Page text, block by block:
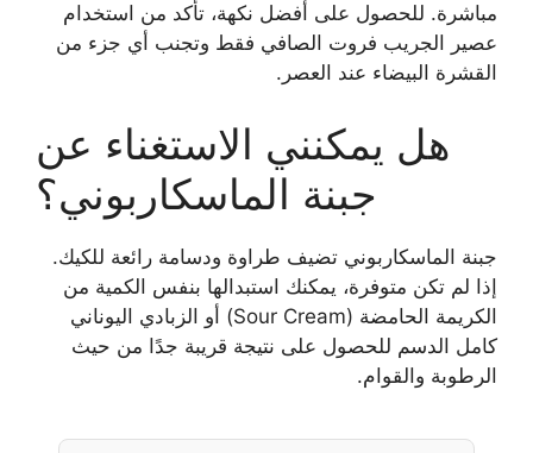
مباشرة. للحصول على أفضل نكهة، تأكد من استخدام
عصير الجريب فروت الصافي فقط وتجنب أي جزء من
القشرة البيضاء عند العصر.
هل يمكنني الاستغناء عن
جبنة الماسكاربوني؟
جبنة الماسكاربوني تضيف طراوة ودسامة رائعة للكيك.
إذا لم تكن متوفرة، يمكنك استبدالها بنفس الكمية من
الكريمة الحامضة (Sour Cream) أو الزبادي اليوناني
كامل الدسم للحصول على نتيجة قريبة جدًا من حيث
الرطوبة والقوام.